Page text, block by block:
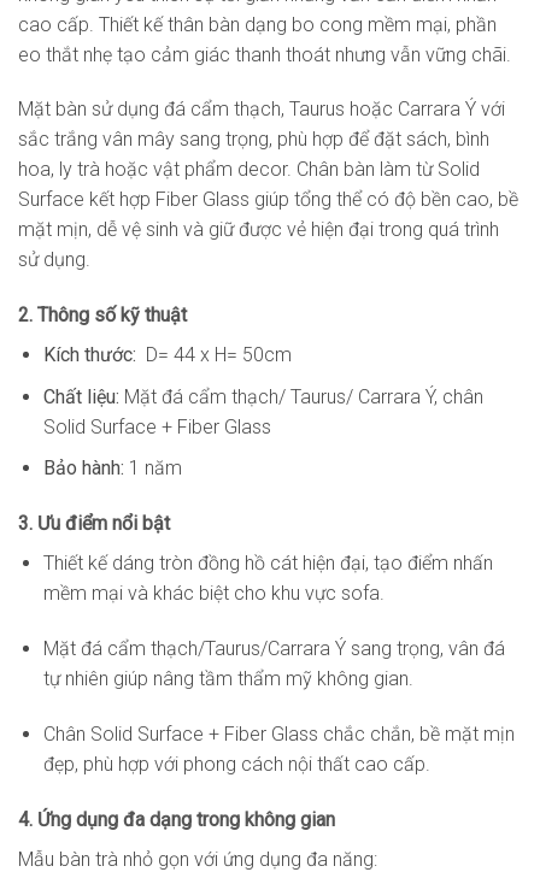
cao cấp. Thiết kế thân bàn dạng bo cong mềm mại, phần
eo thắt nhẹ tạo cảm giác thanh thoát nhưng vẫn vững chãi.
Mặt bàn sử dụng đá cẩm thạch, Taurus hoặc Carrara Ý với
sắc trắng vân mây sang trọng, phù hợp để đặt sách, bình
hoa, ly trà hoặc vật phẩm decor. Chân bàn làm từ Solid
Surface kết hợp Fiber Glass giúp tổng thể có độ bền cao, bề
mặt mịn, dễ vệ sinh và giữ được vẻ hiện đại trong quá trình
sử dụng.
2. Thông số kỹ thuật
Kích thước: D= 44 x H= 50cm
Chất liệu: Mặt đá cẩm thạch/ Taurus/ Carrara Ý, chân
Solid Surface + Fiber Glass
Bảo hành: 1 năm
3. Ưu điểm nổi bật
Thiết kế dáng tròn đồng hồ cát hiện đại, tạo điểm nhấn
mềm mại và khác biệt cho khu vực sofa.
Mặt đá cẩm thạch/Taurus/Carrara Ý sang trọng, vân đá
tự nhiên giúp nâng tầm thẩm mỹ không gian.
Chân Solid Surface + Fiber Glass chắc chắn, bề mặt mịn
đẹp, phù hợp với phong cách nội thất cao cấp.
4. Ứng dụng đa dạng trong không gian
Mẫu bàn trà nhỏ gọn với ứng dụng đa năng: